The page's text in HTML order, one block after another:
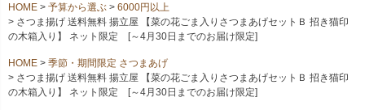
HOME 予算から選ぶ
6000円以上
さつま揚げ 送料無料 揚立屋 【菜の花ごま入りさつまあげセットＢ 招き猫印
の木箱入り】 ネット限定 [～4月30日までのお届け限定]
HOME
季節・期間限定 さつまあげ
さつま揚げ 送料無料 揚立屋 【菜の花ごま入りさつまあげセットＢ 招き猫印
の木箱入り】 ネット限定 [～4月30日までのお届け限定]